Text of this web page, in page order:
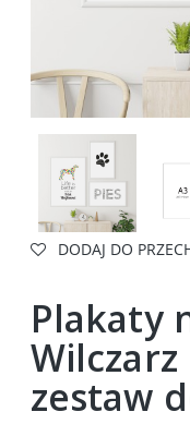
DODAJ DO
Plakaty
zestaw